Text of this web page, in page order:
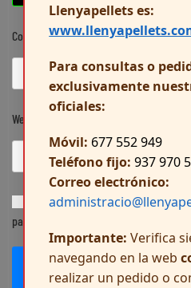
Correo electrónico*
Web
Guarda mi nombre, correo
para la próxima vez que comente.
Publicar el
Llenyapellets es:
Para consultas o pedidos, utiliza
exclusivamente
oficiales:
Móvil: 677 552 949
Teléfono fijo: 937 970
Correo electrónico:
Importante: Verifica
navegando en la web
realizar un pedido o